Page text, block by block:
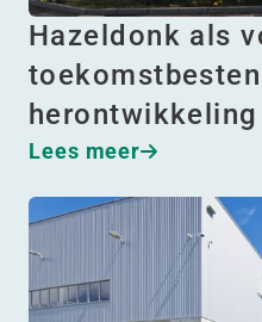
Hazeldonk als
Lees meer